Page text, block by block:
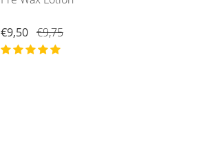
€9,50 €9,75